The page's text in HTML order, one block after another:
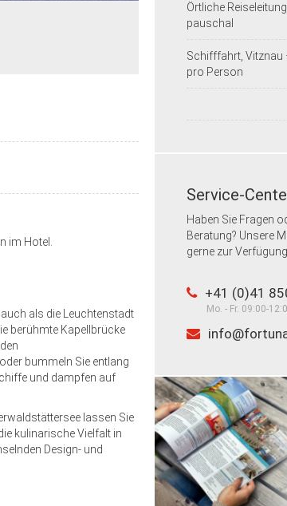
im Hotel.
als die Leuchtenstadt
berühmte Kapellbrücke
bummeln Sie entlang
und dampfen auf
lassen Sie
kulinarische Vielfalt in
Design- und
Örtliche
pauschal
Schifffahrt, Vitznau
pro Person
Service-
Haben Sie Fragen
Beratung? Unsere
gerne zur Verfügung.
+41 (0)41
Mo. - Fr. 09:00-